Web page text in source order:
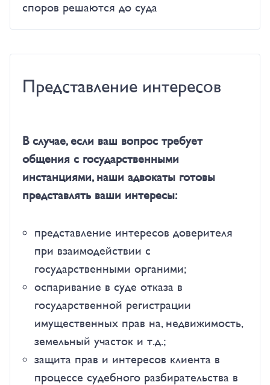
споров решаются до суда
Представление интересов
В случае, если ваш вопрос требует
общения с государственными
инстанциями, наши адвокаты готовы
представлять ваши интересы:
представление интересов доверителя
при взаимодействии с
государственными органими;
оспаривание в суде отказа в
государственной регистрации
имущественных прав на, недвижимость,
земельный участок и т.д.;
защита прав и интересов клиента в
процессе судебного разбирательства в